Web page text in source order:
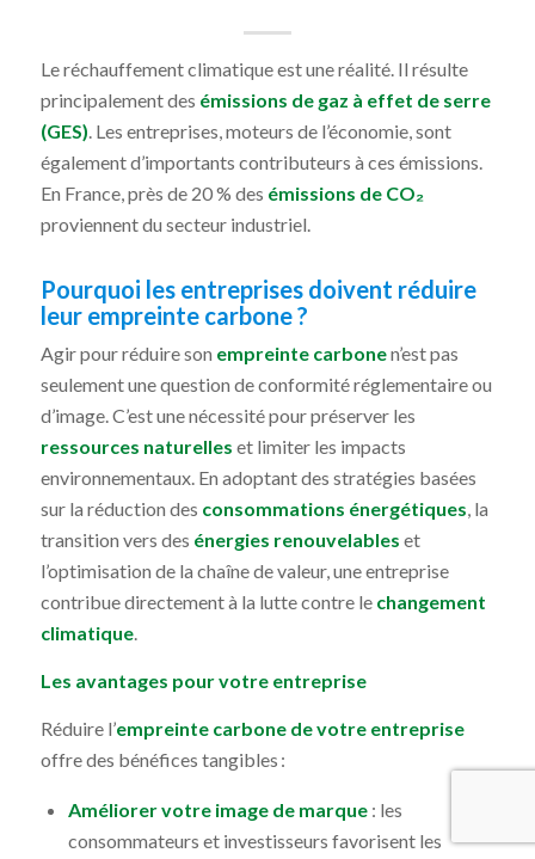
Le réchauffement climatique est une réalité. Il résulte
principalement des émissions de gaz à effet de serre
(GES). Les entreprises, moteurs de l’économie, sont
également d’importants contributeurs à ces émissions.
En France, près de 20 % des émissions de CO₂
proviennent du secteur industriel.
Pourquoi les entreprises doivent réduire
leur empreinte carbone ?
Agir pour réduire son empreinte carbonen’est pas
seulement une question de conformité réglementaire ou
d’image. C’est une nécessité pour préserver les
ressources naturelles et limiter les impacts
environnementaux. En adoptant des stratégies basées
sur la réduction des consommations énergétiques, la
transition vers des énergies renouvelables et
l’optimisation de la chaîne de valeur, une entreprise
contribue directement à la lutte contre le changement
climatique.
Les avantages pour votre entreprise
Réduire l’empreinte carbone de votre entreprise
offre des bénéfices tangibles :
Améliorer votre image de marque: les
consommateurs et investisseurs favorisent les